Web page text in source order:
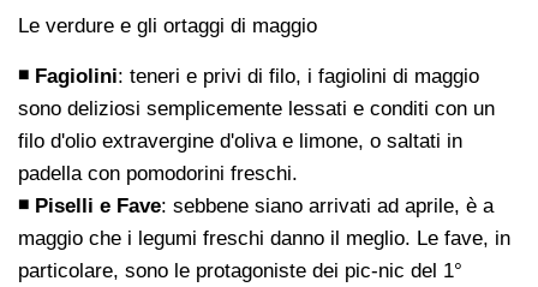
Le verdure e gli ortaggi di maggio
◾ Fagiolini: teneri e privi di filo, i fagiolini di maggio
sono deliziosi semplicemente lessati e conditi con un
filo d'olio extravergine d'oliva e limone, o saltati in
padella con pomodorini freschi.
◾ Piselli e Fave: sebbene siano arrivati ad aprile, è a
maggio che i legumi freschi danno il meglio. Le fave, in
particolare, sono le protagoniste dei pic-nic del 1°